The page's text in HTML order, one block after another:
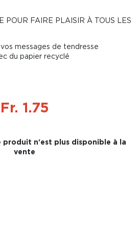
POUR FAIRE PLAISIR À TOUS LES
messages de tendresse
du papier recyclé
Fr. 1.75
produit n'est plus disponible à la
vente